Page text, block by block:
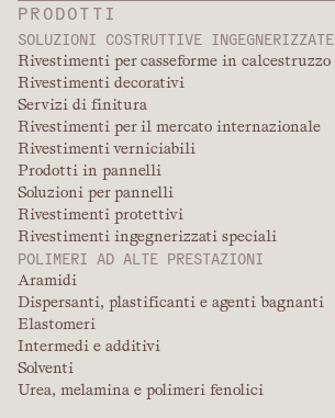
PRODOTTI
SOLUZIONI COSTRUTTIVE INGEGNERIZZATE
Rivestimenti per casseforme in calcestruzzo
Rivestimenti decorativi
Servizi di finitura
Rivestimenti per il mercato internazionale
Rivestimenti verniciabili
Prodotti in pannelli
Soluzioni per pannelli
Rivestimenti protettivi
Rivestimenti ingegnerizzati speciali
POLIMERI AD ALTE PRESTAZIONI
Aramidi
Dispersanti, plastificanti e agenti bagnanti
Elastomeri
Intermedi e additivi
Solventi
Urea, melamina e polimeri fenolici